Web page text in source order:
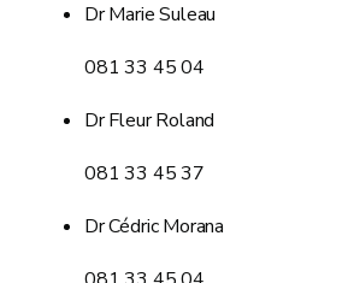
Dr Marie Suleau
081 33 45 04
Dr Fleur Roland
081 33 45 37
Dr Cédric Morana